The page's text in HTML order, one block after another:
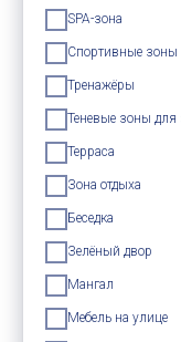
SPA-зона
Спортивные зоны
Тренажёры
Теневые зоны для
Терраса
Зона отдыха
Беседка
Зелёный двор
Мангал
Мебель на улице